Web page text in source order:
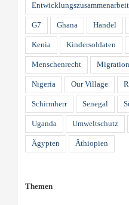
Entwicklungszusammenarbeit
G7 Ghana Handel
Kenia Kindersoldaten
Menschenrecht Migration
Nigeria Our Village
Schirmherr Senegal
Uganda Umweltschutz
Ägypten Äthiopien
Themen